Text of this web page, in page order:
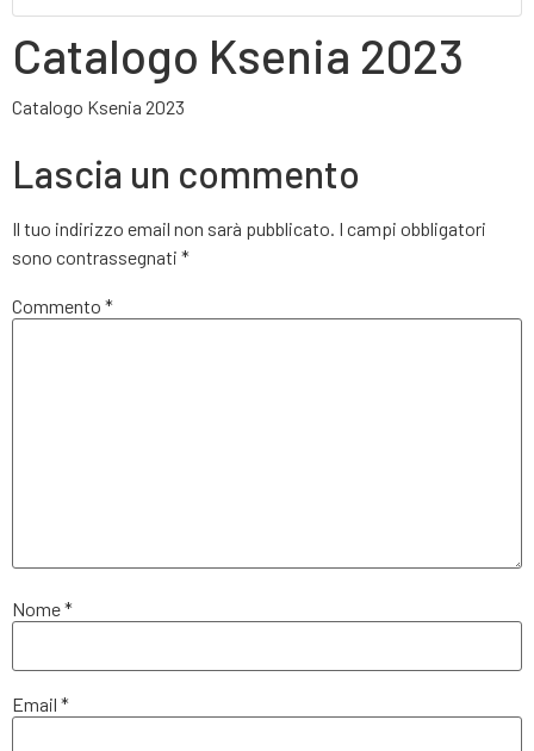
Catalogo Ksenia 2023
Catalogo Ksenia 2023
Lascia un commento
Il tuo indirizzo email non sarà pubblicato. I campi obbligatori
sono contrassegnati *
Commento *
Nome*
Email *